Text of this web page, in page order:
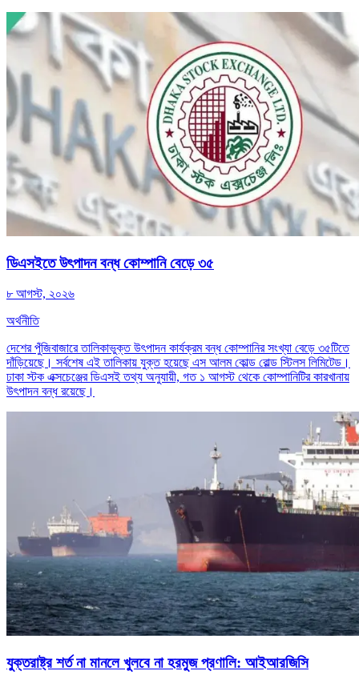
ডিএসইতে উৎপাদন বন্ধ কোম্পানি বেড়ে ৩৫
৮ আগস্ট, ২০২৬
অর্থনীতি
দেশের পুঁজিবাজারে তালিকাভুক্ত উৎপাদন কার্যক্রম বন্ধ কোম্পানির সংখ্যা বেড়ে ৩৫টিতে
দাঁড়িয়েছে। সর্বশেষ এই তালিকায় যুক্ত হয়েছে এস আলম কোল্ড রোল্ড স্টিলস লিমিটেড।
ঢাকা স্টক এক্সচেঞ্জের ডিএসই তথ্য অনুযায়ী, গত ১ আগস্ট থেকে কোম্পানিটির কারখানায়
উৎপাদন বন্ধ রয়েছে।
যুক্তরাষ্ট্র শর্ত না মানলে খুলবে না হরমুজ প্রণালি: আইআরজিসি